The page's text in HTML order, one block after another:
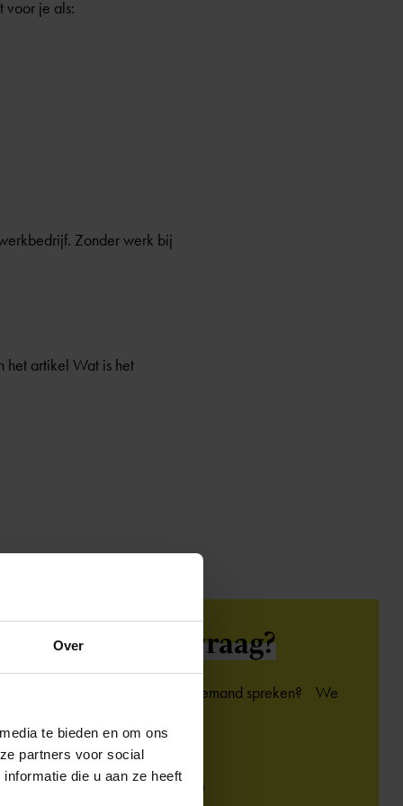
Over
te bieden en om ons
partners voor social
die u aan ze heeft
voor je als:
Zonder werk bij
het artikel Wat is het
Heb je een vraag?
Kom je er niet uit of wil je iemand spreken? We
Bel het adviespunt:
020 - 330 63 20